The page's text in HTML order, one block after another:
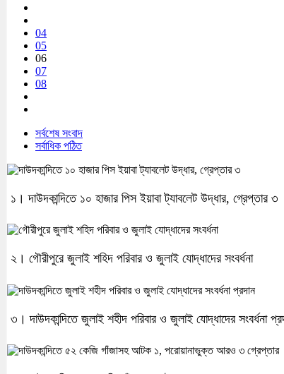
04
05
06
07
08
সর্বশেষ সংবাদ
সর্বাধিক পঠিত
১। দাউদকান্দিতে ১০ হাজার পিস ইয়াবা ট্যাবলেট উদ্ধার, গ্রেপ্তার ৩
২। গৌরীপুরে জুলাই শহিদ পরিবার ও জুলাই যোদ্ধাদের সংবর্ধনা
৩। দাউদকান্দিতে জুলাই শহীদ পরিবার ও জুলাই যোদ্ধাদের সংবর্ধনা